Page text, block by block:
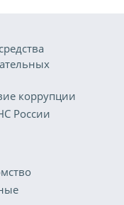
коррупции
России